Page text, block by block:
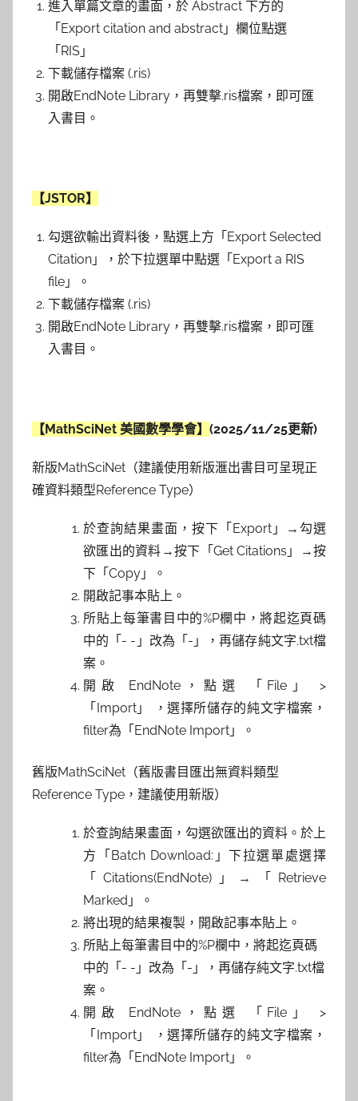
進入單篇文章的畫面，於 Abstract 下方的
「Export citation and abstract」欄位點選
「RIS」
下載儲存檔案 (.ris)
開啟EndNote Library，再雙擊.ris檔案，即可匯
入書目。
【JSTOR】
勾選欲輸出資料後，點選上方「Export Selected
Citation」，於下拉選單中點選「Export a RIS
file」。
下載儲存檔案 (.ris)
開啟EndNote Library，再雙擊.ris檔案，即可匯
入書目。
【MathSciNet 美國數學學會】 (2025/11/25更新)
新版MathSciNet（建議使用新版滙出書目可呈現正
確資料類型Reference Type）
於查詢結果畫面，按下「Export」→勾選
欲匯出的資料→按下「Get Citations」→按
下「Copy」。
開啟記事本貼上。
所貼上每筆書目中的%P欄中，將起迄頁碼
中的「- -」改為「-」，再儲存純文字.txt檔
案。
開啟 EndNote，點選 「File」 >
「Import」 ，選擇所儲存的純文字檔案，
filter為「EndNote Import」。
舊版MathSciNet（舊版書目匯出無資料類型
Reference Type，建議使用新版）
於查詢結果畫面，勾選欲匯出的資料。於上
方「Batch Download:」下拉選單處選擇
「Citations(EndNote)」→「Retrieve
Marked」。
將出現的結果複製，開啟記事本貼上。
所貼上每筆書目中的%P欄中，將起迄頁碼
中的「- -」改為「-」，再儲存純文字.txt檔
案。
開啟 EndNote，點選 「File」 >
「Import」 ，選擇所儲存的純文字檔案，
filter為「EndNote Import」。